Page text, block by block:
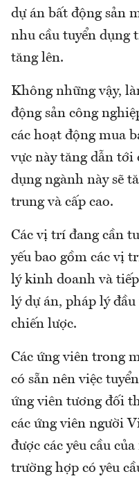
dự án bất động sản
nhu cầu tuyển dụng
tăng lên.
Không những vậy,
động sản công
các hoạt động mua
vực này tăng dẫn tới
dụng ngành này sẽ
trung và cấp cao.
Các vị trí đang cần
yếu bao gồm các vị
lý kinh doanh và
lý dự án, pháp lý
chiến lược.
Các ứng viên trong
có sẵn nên việc
ứng viên tương đối
các ứng viên người
được các yêu cầu
trường hợp có yêu